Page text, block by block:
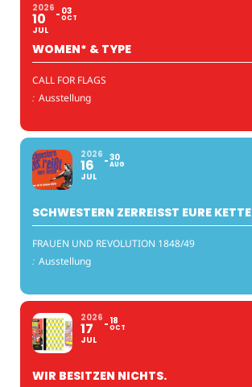
2026
10
JUL
03
OCT
WOMEN* & TYPE
CALL FOR FLAGS
: Ausstellung
2026
16
JUL
30
AUG
SCHWESTERN ZERREISST EURE KETTEN
FRAUEN UND REVOLUTION 1848/49
: Ausstellung
2026
17
JUL
18
OCT
WIR BESITZEN NICHTS.